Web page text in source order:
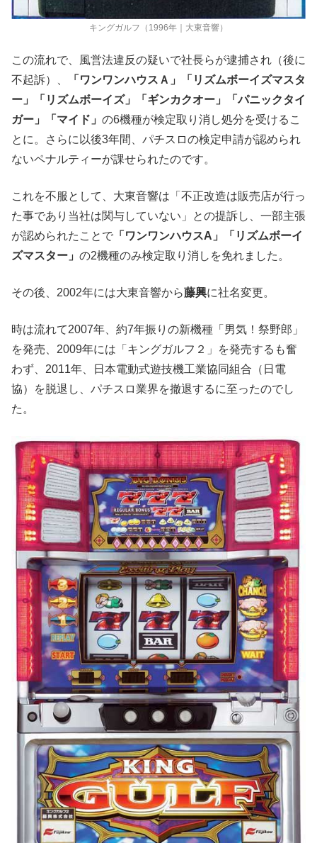
キングガルフ（1996年｜大東音響）
この流れで、風営法違反の疑いで社長らが逮捕され（後に
不起訴）、
「ワンワンハウスＡ」「リズムボーイズマスタ
ー」「リズムボーイズ」「ギンカクオー」「パニックタイ
ガー」「マイド」 の6機種が検定取り消し処分を受けるこ
とに。さらに以後3年間、パチスロの検定申請が認められ
ないペナルティーが課せられたのです。
これを不服として、大東音響は「不正改造は販売店が行っ
た事であり当社は関与していない」との提訴し、一部主張
が認められたことで 「ワンワンハウスA 」「リズムボーイ
ズマスター」 の2機種のみ検定取り消しを免れました。
その後、 2002年には大東音響から藤興に社名変更。
時は流れて2007年、約7年振りの新機種「男気 ！ 祭野郎」
を発売、 2009年には「キングガルフ２」を発売するも奮
わず、 2011年、日本電動式遊技機工業協同組合（日電
協）を脱退し、パチスロ業界を撤退するに至ったのでし
た。